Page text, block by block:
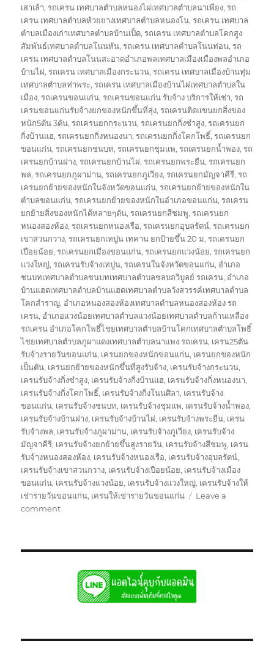
เสาเล้า,รถเครน เทศบาลตำบลหนองไผ่เทศบาลตำบลนาเพียง,รถ
เครน เทศบาลตำบลห้วยยางเทศบาลตำบลหนองโน,รถเครน เทศบาล
ตำบลเมืองเก่าเทศบาลตำบลบ้านเป็ด,รถเครน เทศบาลตำบลโคกสูง
สัมพันธ์เทศบาลตำบลโนนหัน,รถเครน เทศบาลตำบลโนนท่อน,รถ
เครน เทศบาลตำบลโนนสะอาดอำเภอพลเทศบาลเมืองเมืองพลอำเภอ
บ้านไผ่,รถเครน เทศบาลเมืองกระนวน,รถเครน เทศบาลเมืองบ้านทุ่ม
เทศบาลตำบลท่าพระ,รถเครน เทศบาลเมืองบ้านไผ่เทศบาลตำบลใน
เมือง,รถเครนขอนแก่น,รถเครนขอนแก่น รับจ้าง บริการให้เช่า,รถ
เครนขอนแก่นรับจ้างยกของหนักขึ้นที่สุง,รถเครนติดแขนยกสิ่งของ
หนัก5ตัน 3ตัน,รถเครนยกกระนวน,รถเครนยกกิ่งซำสูง,รถเครนยก
กิ่งบ้านแฮ,รถเครนยกกิ่งหนองนา,รถเครนยกกิ่งโคกโพธิ์,รถเครนยก
ขอนแก่น,รถเครนยกชนบท,รถเครนยกชุมแพ,รถเครนยกน้ำพอง,รถ
เครนยกบ้านฝาง,รถเครนยกบ้านไผ่,รถเครนยกพระยืน,รถเครนยก
พล,รถเครนยกภูผาม่าน,รถเครนยกภูเวียง,รถเครนยกมัญจาคีรี,รถ
เครนยกย้ายของหนักในจังหวัดขอนแก่น,รถเครนยกย้ายของหนักใน
ตำบลขอนแก่น,รถเครนยกย้ายของหนักในอำเภอขอนแก่น,รถเครน
ยกย้ายสิ่งของหนักได้หลายๆตัน,รถเครนยกสีชมพู,รถเครนยก
หนองสองห้อง,รถเครนยกหนองเรือ,รถเครนยกอุบลรัตน์,รถเครนยก
เขาสวนกวาง,รถเครนยกเทปูน เทคาน ยกป้ายขึ้น 20 ม,รถเครนยก
เปือยน้อย,รถเครนยกเมืองขอนแก่น,รถเครนยกแวงน้อย,รถเครนยก
แวงใหญ่,รถเครนรับจ้างเทปูน,รถเครนในจังหวัดขอนแก่น, อำเภอ
ชนบทเทศบาลตำบลชนบทเทศบาลตำบลชลบถวิบูลย์ รถเครน, อำเภอ
บ้านแฮดเทศบาลตำบลบ้านแฮดเทศบาลตำบลวังสวรรค์เทศบาลตำบล
โคกสำราญ, อำเภอหนองสองห้องเทศบาลตำบลหนองสองห้อง รถ
เครน, อำเภอแวงน้อยเทศบาลตำบลแวงน้อยเทศบาลตำบลก้านเหลือง
รถเครน อำเภอโคกโพธิ์ไชยเทศบาลตำบลบ้านโคกเทศบาลตำบลโพธิ์
ไชยเทศบาลตำบลภูผาแดงเทศบาลตำบลนาแพง รถเครน, เครน25ตัน
รับจ้างรายวันขอนแก่น, เครนยกของหนักขอนแก่น, เครนยกของหนัก
เป็นตัน, เครนยกย้ายของหนักขึ้นที่สูงรับจ้าง, เครนรับจ้างกระนวน,
เครนรับจ้างกิ่งซำสูง, เครนรับจ้างกิ่งบ้านแฮ, เครนรับจ้างกิ่งหนองนา,
เครนรับจ้างกิ่งโคกโพธิ์, เครนรับจ้างกิ่งโนนศิลา, เครนรับจ้าง
ขอนแก่น, เครนรับจ้างชนบท, เครนรับจ้างชุมแพ, เครนรับจ้างน้ำพอง,
เครนรับจ้างบ้านฝาง, เครนรับจ้างบ้านไผ่, เครนรับจ้างพระยืน, เครน
รับจ้างพล, เครนรับจ้างภูผาม่าน, เครนรับจ้างภูเวียง, เครนรับจ้าง
มัญจาคีรี, เครนรับจ้างยกย้ายขึ้นสูงรายวัน, เครนรับจ้างสีชมพู, เครน
รับจ้างหนองสองห้อง, เครนรับจ้างหนองเรือ, เครนรับจ้างอุบลรัตน์,
เครนรับจ้างเขาสวนกวาง, เครนรับจ้างเปือยน้อย, เครนรับจ้างเมือง
ขอนแก่น, เครนรับจ้างแวงน้อย, เครนรับจ้างแวงใหญ่, เครนรับจ้างให้
เช่ารายวันขอนแก่น, เครนให้เข่ารายวันขอนแก่น
Leave a
commenton